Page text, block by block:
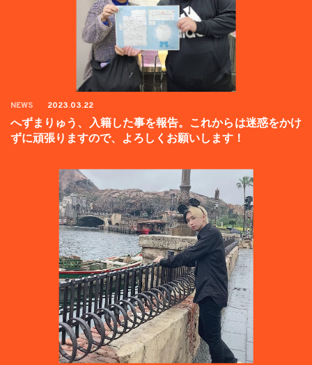
NEWS 2023.03.22
へずまりゅう、入籍した事を報告。これからは迷惑をかけ
ずに頑張りますので、よろしくお願いします！